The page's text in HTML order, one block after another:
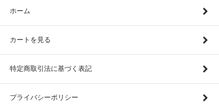
ホーム
カートを見る
特定商取引法に基づく表記
プライバシーポリシー